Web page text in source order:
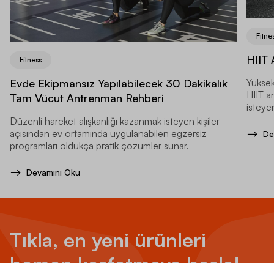
Fitness
Evde Ekipmansız Yapılabilecek 30 Dakikalık
Tam Vücut Antrenman Rehberi
Düzenli hareket alışkanlığı kazanmak isteyen kişiler
açısından ev ortamında uygulanabilen egzersiz
programları oldukça pratik çözümler sunar.
Devamını Oku
HIIT
HIIT
Tıkla, en yeni ürünleri